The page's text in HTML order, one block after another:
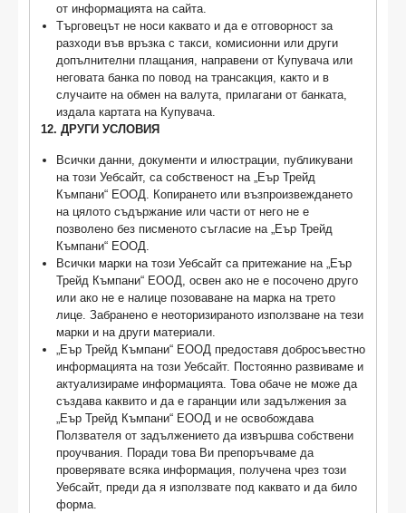
от информацията на сайта.
Търговецът не носи каквато и да е отговорност за
разходи във връзка с такси, комисионни или други
допълнителни плащания, направени от Купувача или
неговата банка по повод на трансакция, както и в
случаите на обмен на валута, прилагани от банката,
издала картата на Купувача.
12. ДРУГИ УСЛОВИЯ
Всички данни, документи и илюстрации, публикувани
на този Уебсайт, са собственост на „Еър Трейд
Къмпани“ ЕООД. Копирането или възпроизвеждането
на цялото съдържание или части от него не е
позволено без писменото съгласие на „Еър Трейд
Къмпани“ ЕООД.
Всички марки на този Уебсайт са притежание на „Еър
Трейд Къмпани“ ЕООД, освен ако не е посочено друго
или ако не е налице позоваване на марка на трето
лице. Забранено е неоторизираното използване на тези
марки и на други материали.
„Еър Трейд Къмпани“ ЕООД предоставя добросъвестно
информацията на този Уебсайт. Постоянно развиваме и
актуализираме информацията. Това обаче не може да
създава каквито и да е гаранции или задължения за
„Еър Трейд Къмпани“ ЕООД и не освобождава
Ползвателя от задължението да извършва собствени
проучвания. Поради това Ви препоръчваме да
проверявате всяка информация, получена чрез този
Уебсайт, преди да я използвате под каквато и да било
форма.